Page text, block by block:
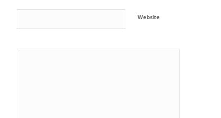
Website